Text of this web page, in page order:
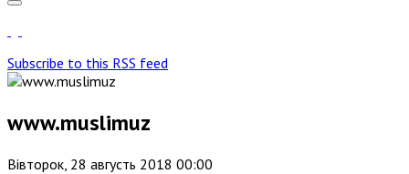
Subscribe to this RSS feed
www.muslimuz
Вівторок, 28 августь 2018 00:00